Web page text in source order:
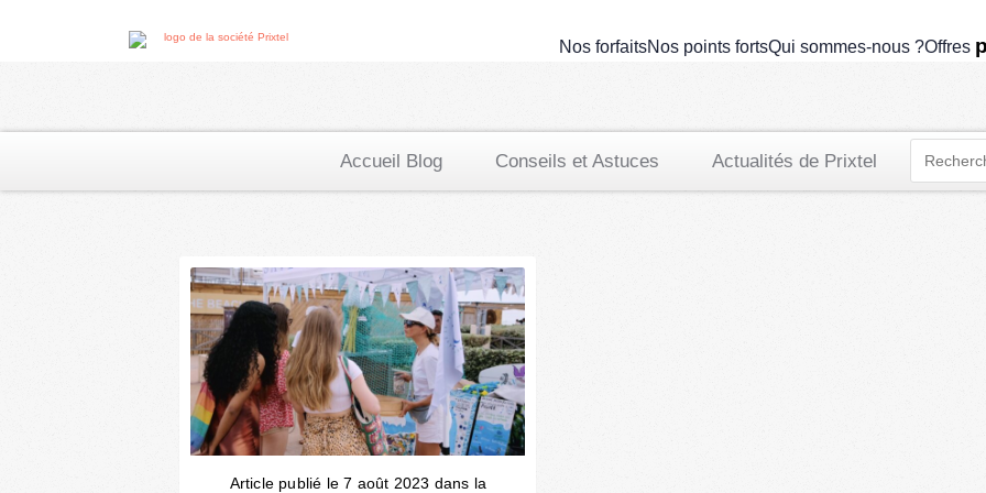
Nos forfaitsNos points fortsQui sommes-nous ?Offres
Accueil Blog Conseils et Astuces Actualités de Prixtel
Article publié le 7 août 2023 dans la